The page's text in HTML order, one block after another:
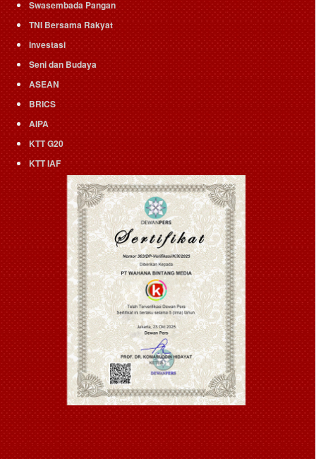
Swasembada Pangan
TNI Bersama Rakyat
Investasi
Seni dan Budaya
ASEAN
BRICS
AIPA
KTT G20
KTT IAF